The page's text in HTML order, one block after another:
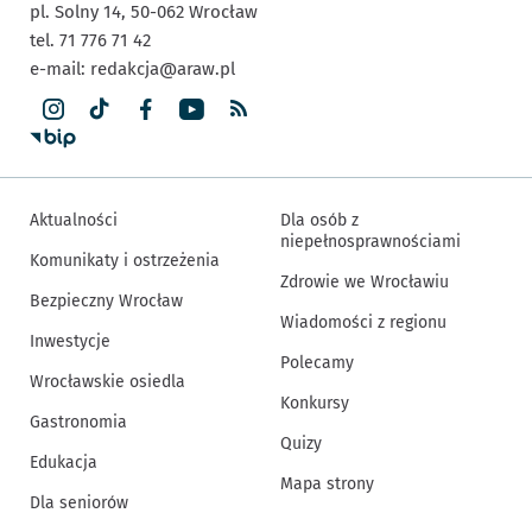
pl. Solny 14, 50-062 Wrocław
tel. 71 776 71 42
e-mail: redakcja@araw.pl
Aktualności
Komunikaty i ostrzeżenia
Bezpieczny Wrocław
Inwestycje
Wrocławskie osiedla
Gastronomia
Edukacja
Dla seniorów
Dla osób z
niepełnosprawnościami
Zdrowie we Wrocławiu
Wiadomości z regionu
Polecamy
Konkursy
Quizy
Mapa strony